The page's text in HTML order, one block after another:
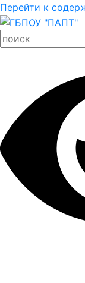
Перейти к